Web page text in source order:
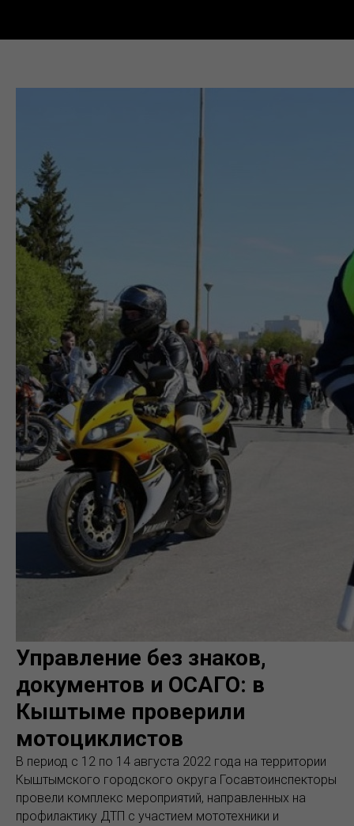
Управление без знаков,
документов и ОСАГО: в
Кыштыме проверили
мотоциклистов
В период с 12 по 14 августа 2022 года на территории
Кыштымского городского округа Госавтоинспекторы
провели комплекс мероприятий, направленных на
профилактику ДТП с участием мототехники и